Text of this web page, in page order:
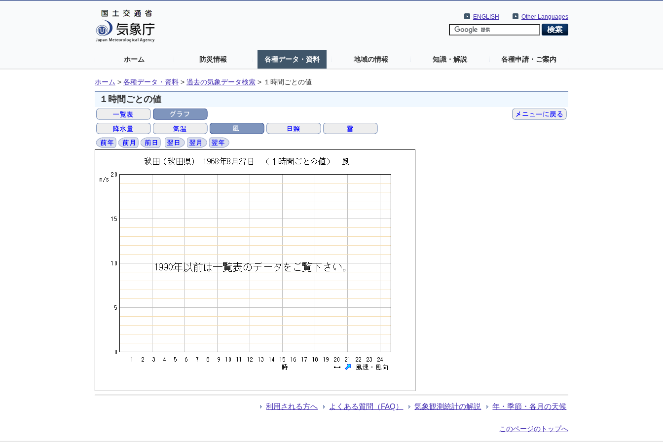
Other Languages
ENGLISH
ホーム 防災情報 各種データ・資料 地域の情報 知識・解説 各種申請・ご案内
ホーム > 各種データ・資料 > 過去の気象データ検索 > １時間ごとの値
１時間ごとの値
利用される方へ よくある質問（FAQ） 気象観測統計の解説 年・季節・各月の天候
このページのトップへ